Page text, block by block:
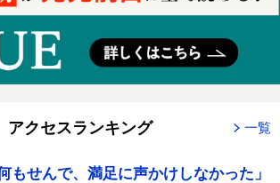
アクセスランキング 一覧
もせんで、満足に声かけしなかった」